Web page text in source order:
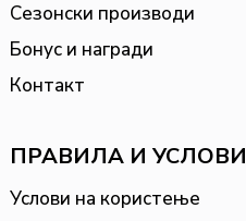
Сезонски производи
Бонус и награди
Контакт
ПРАВИЛА И УСЛОВИ
Услови на користење